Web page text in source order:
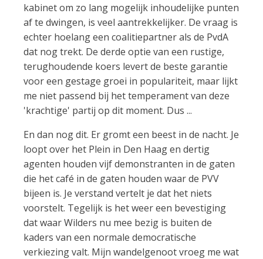
kabinet om zo lang mogelijk inhoudelijke punten
af te dwingen, is veel aantrekkelijker. De vraag is
echter hoelang een coalitiepartner als de PvdA
dat nog trekt. De derde optie van een rustige,
terughoudende koers levert de beste garantie
voor een gestage groei in populariteit, maar lijkt
me niet passend bij het temperament van deze
'krachtige' partij op dit moment. Dus ...
En dan nog dit. Er gromt een beest in de nacht. Je
loopt over het Plein in Den Haag en dertig
agenten houden vijf demonstranten in de gaten
die het café in de gaten houden waar de PVV
bijeen is. Je verstand vertelt je dat het niets
voorstelt. Tegelijk is het weer een bevestiging
dat waar Wilders nu mee bezig is buiten de
kaders van een normale democratische
verkiezing valt. Mijn wandelgenoot vroeg me wat